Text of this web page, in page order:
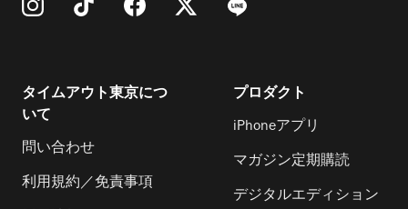
タイムアウト東京につ
いて
問い合わせ
利用規約／免責事項
プロダクト
iPhoneアプリ
マガジン定期購読
デジタルエディション